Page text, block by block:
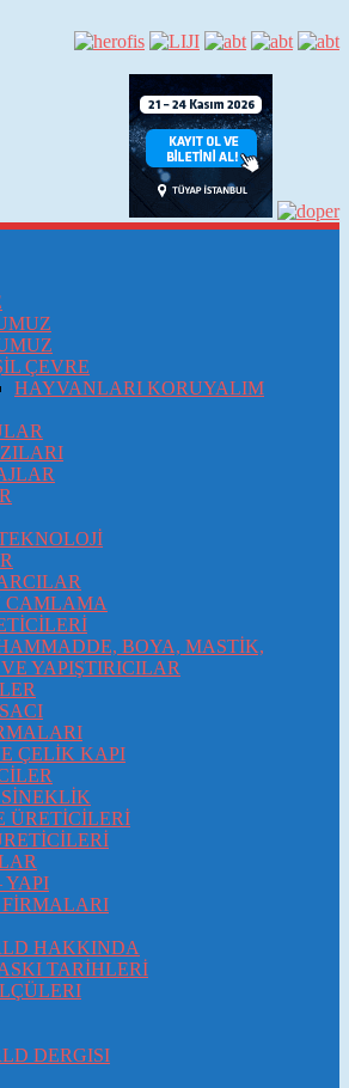
ÇEVRE
HAYVANLARI KORUYALIM
CAMLAMA
BOYA, MASTİK,
YAPIŞTIRICILAR
ÇELİK KAPI
ÜRETİCİLERİ
YAPI
HAKKINDA
TARİHLERİ
DERGISI